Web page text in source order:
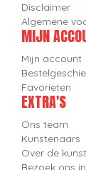
Disclaimer
Algemene
MIJN
Mijn account
Favorieten
EXTRA'S
Ons team
Kunstenaars
Over de
Bezoek ons